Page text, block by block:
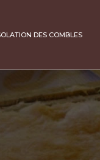
DES COMBLES